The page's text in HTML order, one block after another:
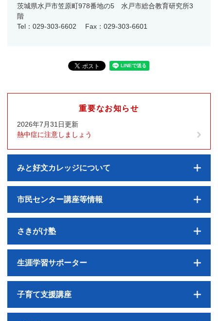
茨城県水戸市笠原町978番地の5 水戸市総合教育研究所3
階
Tel：029-303-6602
Fax：029-303-6601
重要なお知らせ
2026年7月31日更新
熱中症に注意しましょう
みと好文カレッジについて
市民センター講座等情報
さきがけ塾
生涯学習サポーター
子育て支援講座